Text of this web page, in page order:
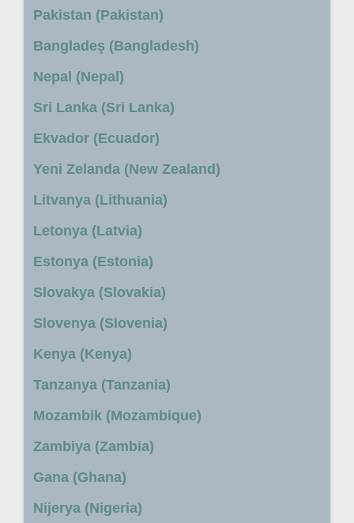
Pakistan (Pakistan)
Bangladeş (Bangladesh)
Nepal (Nepal)
Sri Lanka (Sri Lanka)
Ekvador (Ecuador)
Yeni Zelanda (New Zealand)
Litvanya (Lithuania)
Letonya (Latvia)
Estonya (Estonia)
Slovakya (Slovakia)
Slovenya (Slovenia)
Kenya (Kenya)
Tanzanya (Tanzania)
Mozambik (Mozambique)
Zambiya (Zambia)
Gana (Ghana)
Nijerya (Nigeria)